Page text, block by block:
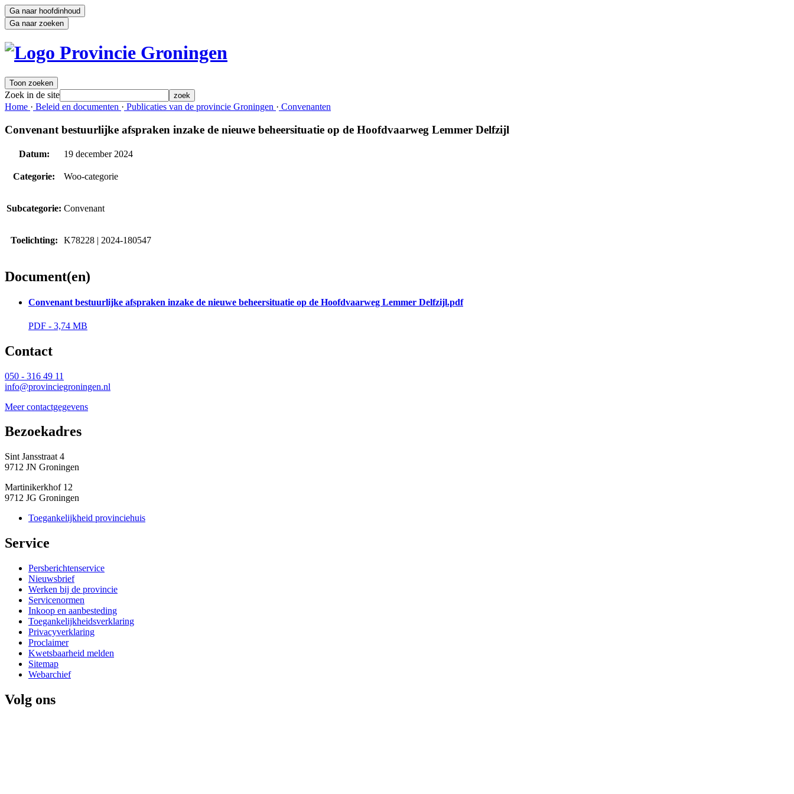
Ga naar hoofdinhoud
Ga naar zoeken
Toon zoeken
Zoek in de site zoek
Home · Beleid en documenten · Publicaties van de provincie Groningen · Convenanten
Convenant bestuurlijke afspraken inzake de nieuwe beheersituatie op de Hoofdvaarweg Lemmer Delfzijl
Datum: 19 december 2024
Categorie: Woo-categorie
Subcategorie: Convenant
Toelichting: K78228 | 2024-180547
Document(en)
Convenant bestuurlijke afspraken inzake de nieuwe beheersituatie op de Hoofdvaarweg Lemmer Delfzijl.pdf
PDF - 3,74 MB
Contact
050 - 316 49 11
info@provinciegroningen.nl
Meer contactgegevens
Bezoekadres
Sint Jansstraat 4
9712 JN Groningen
Martinikerkhof 12
9712 JG Groningen
Toegankelijkheid provinciehuis
Service
Persberichtenservice
Nieuwsbrief
Werken bij de provincie
Servicenormen
Inkoop en aanbesteding
Toegankelijkheidsverklaring
Privacyverklaring
Proclaimer
Kwetsbaarheid melden
Sitemap
Webarchief
Volg ons